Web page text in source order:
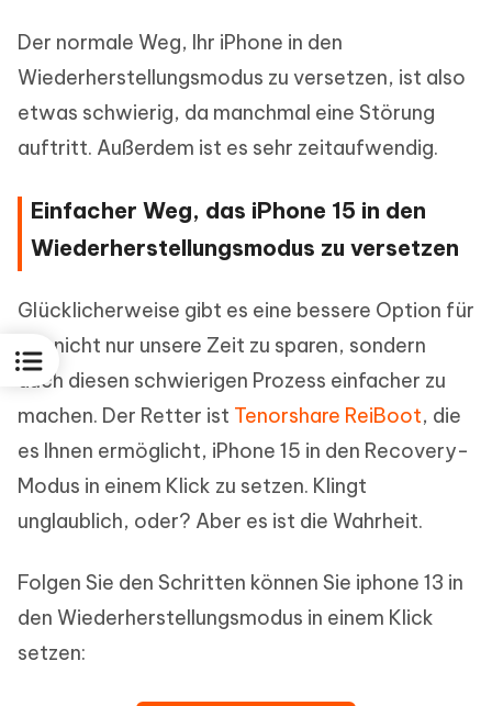
Der normale Weg, Ihr iPhone in den
Wiederherstellungsmodus zu versetzen, ist also
etwas schwierig, da manchmal eine Störung
auftritt. Außerdem ist es sehr zeitaufwendig.
Einfacher Weg, das iPhone 15 in den
Wiederherstellungsmodus zu versetzen
Glücklicherweise gibt es eine bessere Option für
uns nicht nur unsere Zeit zu sparen, sondern
auch diesen schwierigen Prozess einfacher zu
machen. Der Retter ist Tenorshare ReiBoot, die
es Ihnen ermöglicht, iPhone 15 in den Recovery-
Modus in einem Klick zu setzen. Klingt
unglaublich, oder? Aber es ist die Wahrheit.
Folgen Sie den Schritten können Sie iphone 13 in
den Wiederherstellungsmodus in einem Klick
setzen: